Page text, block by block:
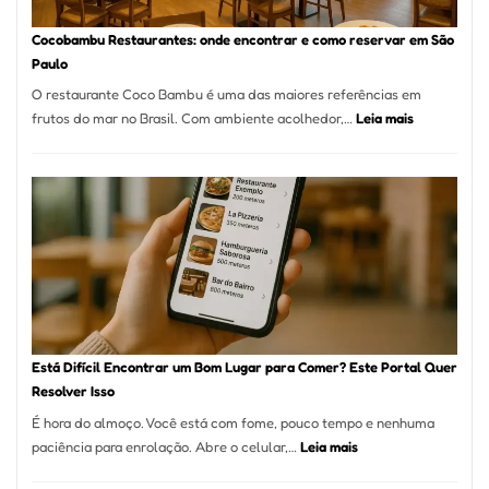
Guia
Definitivo
Alta
Gastronomia
Cocobambu Restaurantes: onde encontrar e como reservar em São
Paulo
O restaurante Coco Bambu é uma das maiores referências em
frutos do mar no Brasil. Com ambiente acolhedor,… Leia mais:
encontrar
reservar
Paulo
Está Difícil Encontrar um Bom Lugar para Comer? Este Portal Quer
Resolver Isso
É hora do almoço. Você está com fome, pouco tempo e nenhuma
paciência para enrolação. Abre o celular,… Leia mais: